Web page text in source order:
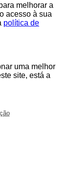
melhorar a
acesso à sua
política de
uma melhor
site, está a